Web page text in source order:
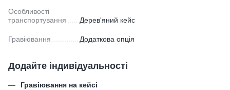
Особливості
транспортування
Дерев'яний кейс
Гравіювання Додаткова опція
Додайте індивідуальності
Гравіювання на кейсі